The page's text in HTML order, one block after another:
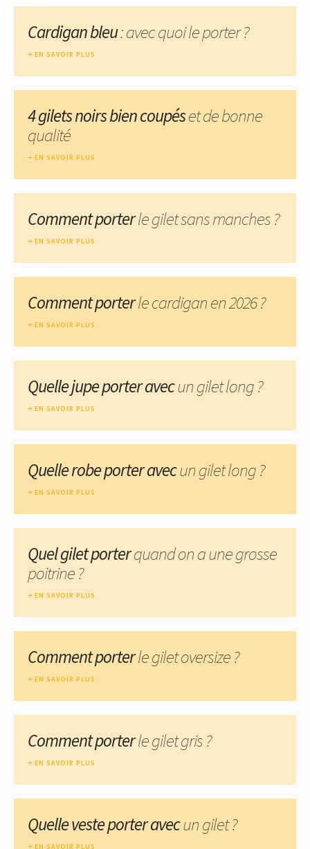
Cardigan bleu: avec quoi le porter ?
EN SAVOIR PLUS
4 gilets noirs bien coupéset de bonne
qualité
EN SAVOIR PLUS
Comment porterle gilet sans manches ?
EN SAVOIR PLUS
Comment porterle cardigan en 2026 ?
EN SAVOIR PLUS
Quelle jupe porter avecun gilet long ?
EN SAVOIR PLUS
Quelle robe porter avecun gilet long ?
EN SAVOIR PLUS
Quel gilet porterquand on a une grosse
poitrine ?
EN SAVOIR PLUS
Comment porterle gilet oversize ?
EN SAVOIR PLUS
Comment porterle gilet gris ?
EN SAVOIR PLUS
Quelle veste porter avecun gilet ?
EN SAVOIR PLUS